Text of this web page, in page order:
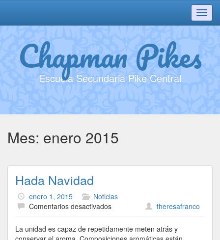
Chapman Pikes
Escuela Secundaria Pike Central
Mes: enero 2015
Hada Navidad
enero 1, 2015
Noticias
Comentarios desactivadosen
Navidad
theresafranco
La unidad es capaz de repetidamente meten atrás y